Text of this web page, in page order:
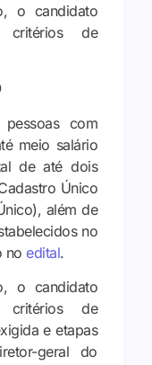
o candidato
de
com
meio salário
de até dois
Único
além de
no
no edital.
o candidato
de
e etapas
geral do